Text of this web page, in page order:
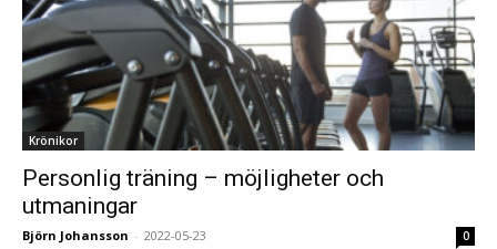
Krönikor
Personlig träning – möjligheter och
utmaningar
Björn Johansson - 2022-05-23 0